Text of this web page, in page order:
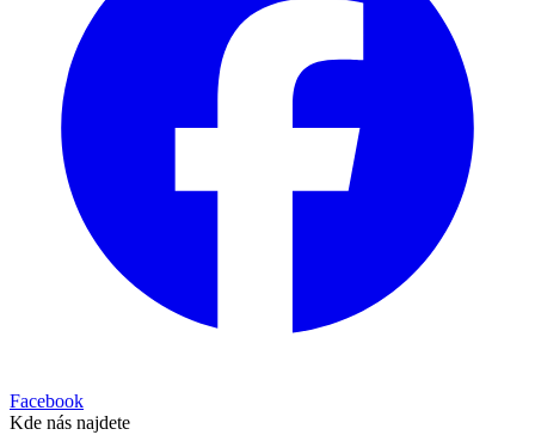
Facebook
Kde nás najdete